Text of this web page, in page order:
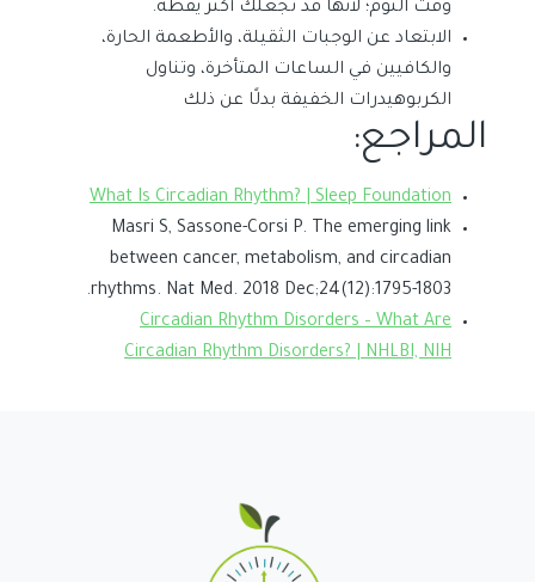
وقت النوم؛ لأنها قد تجعلك أكثر يقظة.
الابتعاد عن الوجبات الثقيلة، والأطعمة الحارة،
والكافيين في الساعات المتأخرة، وتناول
الكربوهيدرات الخفيفة بدلًا عن ذلك
المراجع:
What Is Circadian Rhythm? | Sleep Foundation
Masri S, Sassone-Corsi P. The emerging link
between cancer, metabolism, and circadian
rhythms. Nat Med. 2018 Dec;24(12):1795-1803.
Circadian Rhythm Disorders – What Are
Circadian Rhythm Disorders? | NHLBI, NIH